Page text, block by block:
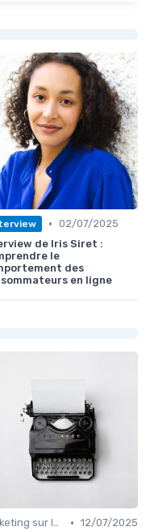
• 02/07/2025
de Iris Siret :
le
des
en ligne
Marketing sur les Réseaux Sociaux • 12/07/2025